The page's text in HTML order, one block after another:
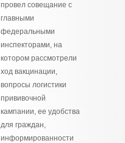
провел совещание с
главными
федеральными
инспекторами, на
котором рассмотрели
ход вакцинации,
вопросы логистики
прививочной
кампании, ее удобства
для граждан,
информированности